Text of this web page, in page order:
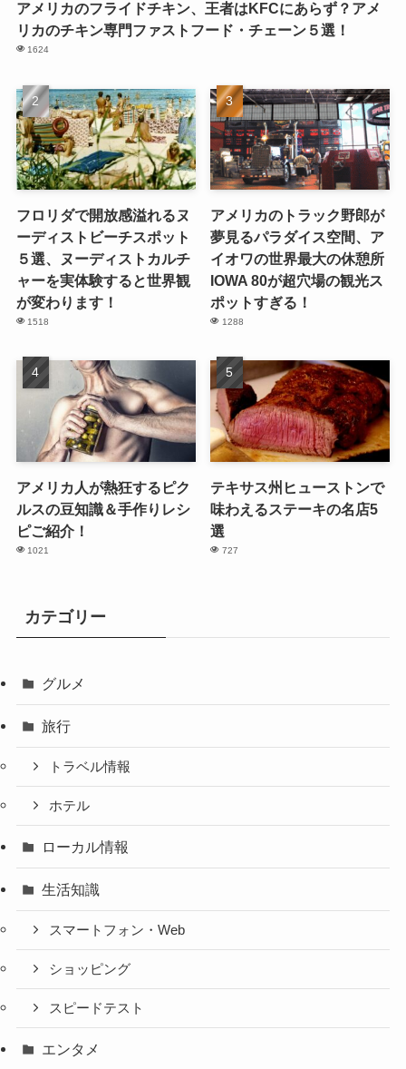
アメリカのフライドチキン、王者はKFCにあらず？アメ
リカのチキン専門ファストフード・チェーン５選！
1624
フロリダで開放感溢れるヌ
ーディストビーチスポット
５選、ヌーディストカルチ
ャーを実体験すると世界観
が変わります！
1518
アメリカのトラック野郎が
夢見るパラダイス空間、ア
イオワの世界最大の休憩所
IOWA 80が超穴場の観光ス
ポットすぎる！
1288
アメリカ人が熱狂するピク
ルスの豆知識＆手作りレシ
ピご紹介！
1021
テキサス州ヒューストンで
味わえるステーキの名店5
選
727
カテゴリー
グルメ
旅行
トラベル情報
ホテル
ローカル情報
生活知識
スマートフォン・Web
ショッピング
スピードテスト
エンタメ